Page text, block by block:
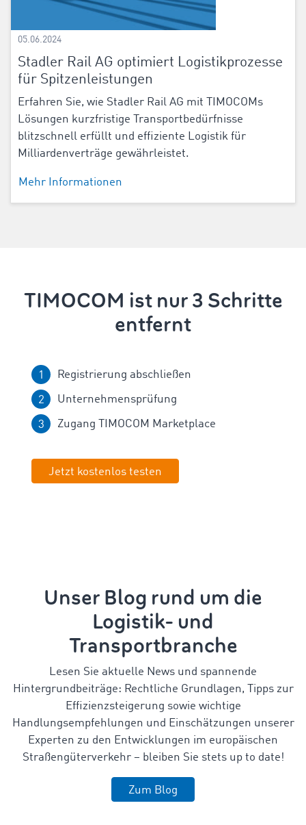
05.06.2024
Stadler Rail AG optimiert Logistikprozesse
für Spitzenleistungen
Erfahren Sie, wie Stadler Rail AG mit TIMOCOMs
Lösungen kurzfristige Transportbedürfnisse
blitzschnell erfüllt und effiziente Logistik für
Milliardenverträge gewährleistet.
Mehr Informationen
TIMOCOM ist nur 3 Schritte
entfernt
Registrierung abschließen
Unternehmensprüfung
Zugang TIMOCOM Marketplace
Jetzt kostenlos testen
Unser Blog rund um die
Logistik- und
Transportbranche
Lesen Sie aktuelle News und spannende
Hintergrundbeiträge: Rechtliche Grundlagen, Tipps zur
Effizienzsteigerung sowie wichtige
Handlungsempfehlungen und Einschätzungen unserer
Experten zu den Entwicklungen im europäischen
Straßengüterverkehr – bleiben Sie stets up to date!
Zum Blog